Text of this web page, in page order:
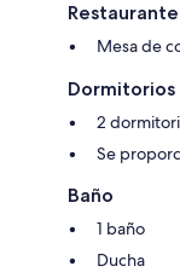
Restaurante
Mesa de
Dormitorios
2
Se
Baño
1 baño
Ducha